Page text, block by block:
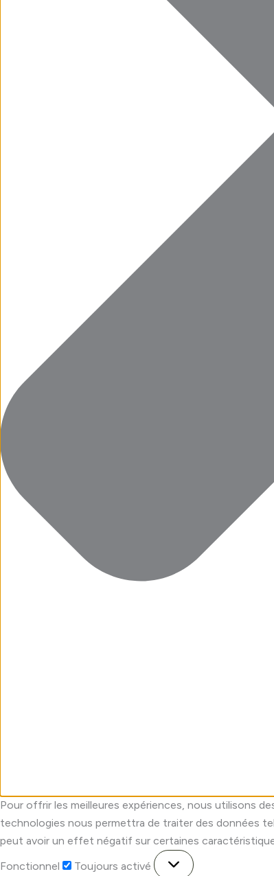
Pour offrir les meilleures expériences, nous utilisons
technologies nous permettra de traiter des données
peut avoir un effet négatif sur certaines
Fonctionnel
Toujours activé